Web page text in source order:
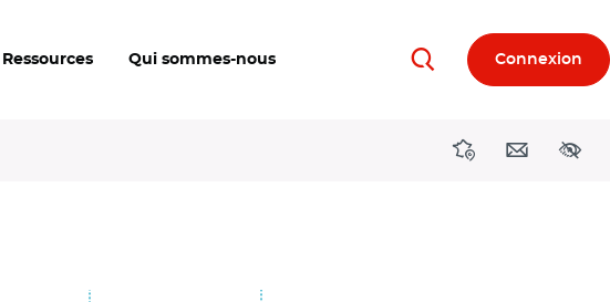
Ressources Qui sommes-nous RechercherConnexion
DirectionsContact